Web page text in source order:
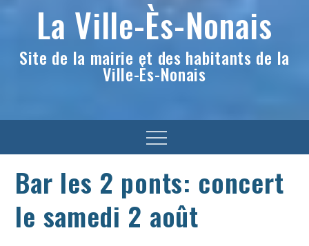
La Ville-Ès-Nonais
Site de la mairie et des habitants de la
Ville-Ès-Nonais
Menu
Bar les 2 ponts: concert
le samedi 2 août